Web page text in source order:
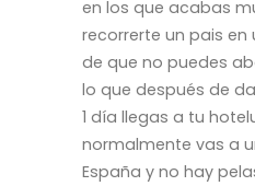
en los que acabas
recorrerte un pais
de que no puedes
lo que después de
1 día llegas a tu
normalmente vas a
España y no hay